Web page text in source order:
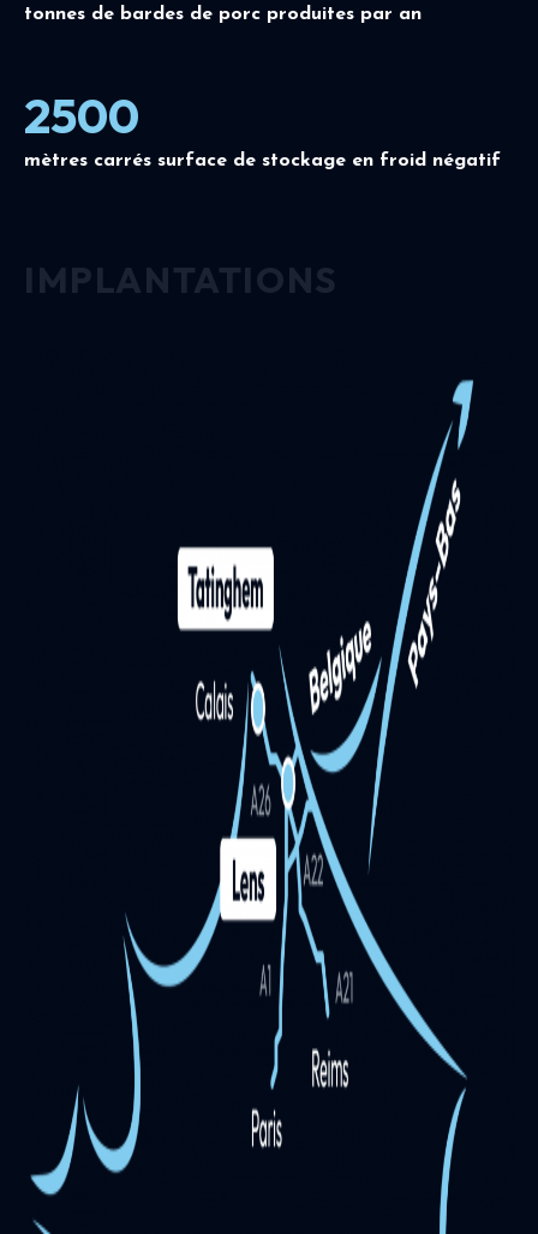
tonnes de bardes de porc produites par an
2500
mètres carrés surface de stockage en froid négatif
IMPLANTATIONS